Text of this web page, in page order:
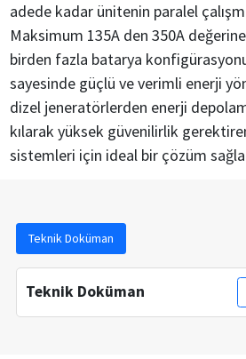
adede kadar ünitenin paralel
Maksimum 135A den 350A
birden fazla batarya
sayesinde güçlü ve verimli enerji
dizel jeneratörlerden enerji
kılarak yüksek güvenilirlik
sistemleri için ideal bir çözüm
Teknik Doküman
Teknik Doküman